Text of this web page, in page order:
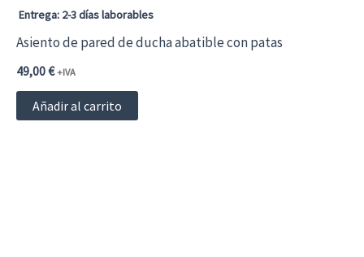
de
Entrega: 2-3 días laborables
Asiento de pared de ducha abatible con patas
49,00€ +IVA
Añadir al carrito